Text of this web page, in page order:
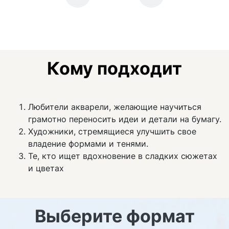
Кому подходит
Любители акварели, желающие научиться
грамотно переносить идеи и детали на бумагу.
Художники, стремящиеся улучшить свое
владение формами и тенями.
Те, кто ищет вдохновение в сладких сюжетах
и цветах
Выберите формат